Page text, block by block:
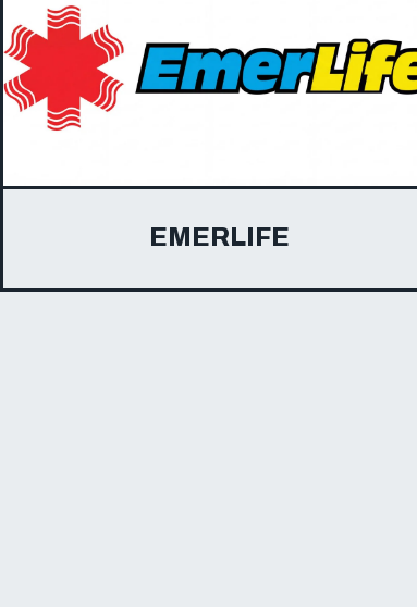
EMERLIFE